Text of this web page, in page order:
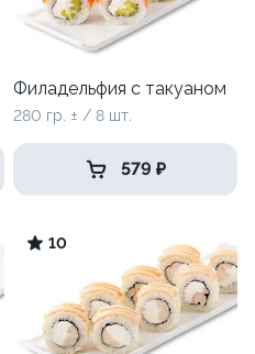
Филадельфия с такуаном
280 гр. ± / 8 шт.
579 ₽
10